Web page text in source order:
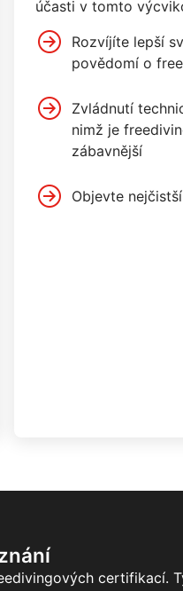
účasti v tomto
Rozvíjíte lepší
povědomí o
Zvládnutí
nimž je
zábavnější
Objevte
certifikací.